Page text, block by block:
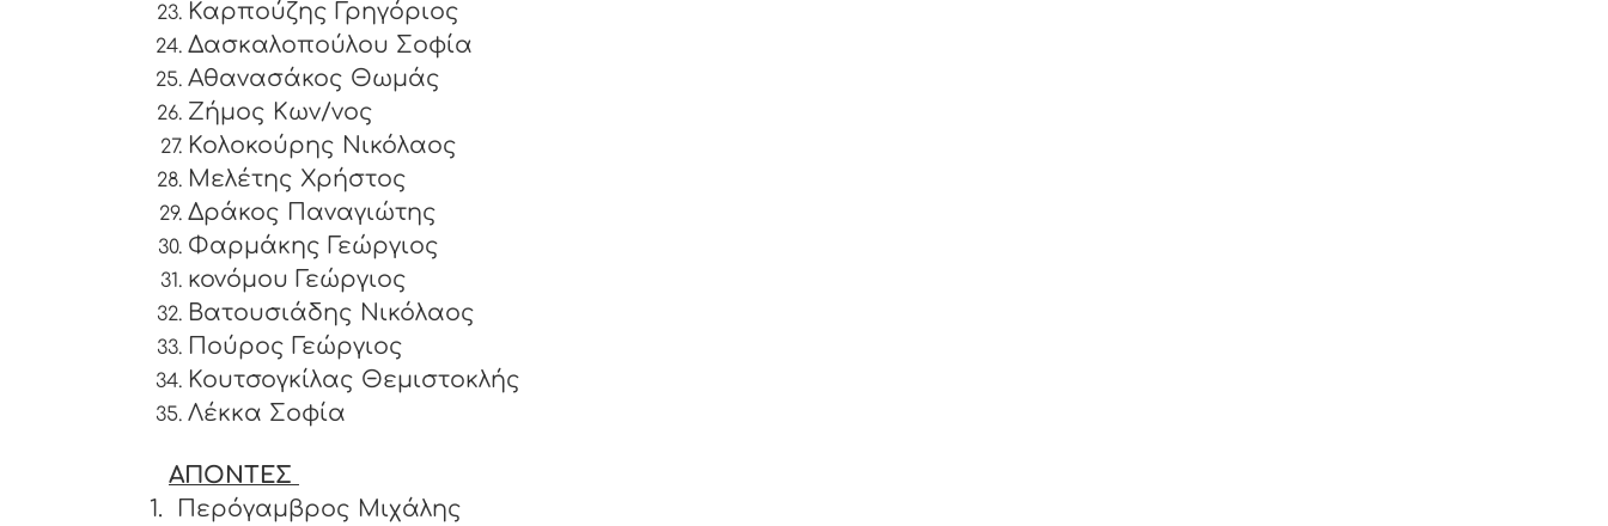
Καρπούζης Γρηγόριος
Δασκαλοπούλου Σοφία
Αθανασάκος Θωμάς
Ζήμος Κων/νος
Κολοκούρης Νικόλαος
Μελέτης Χρήστος
Δράκος Παναγιώτης
Φαρμάκης Γεώργιος
κονόμου Γεώργιος
Βατουσιάδης Νικόλαος
Πούρος Γεώργιος
Κουτσογκίλας Θεμιστοκλής
Λέκκα Σοφία
ΑΠΟΝΤΕΣ
1.
Περόγαμβρος Μιχάλης